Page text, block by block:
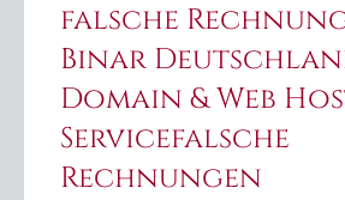
falsche
Binar
Domain & Web
Servicefalsche
Rechnungen